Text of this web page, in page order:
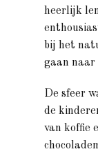
heerlijk
bij het
gaan naar
De sfeer
de
van koffie